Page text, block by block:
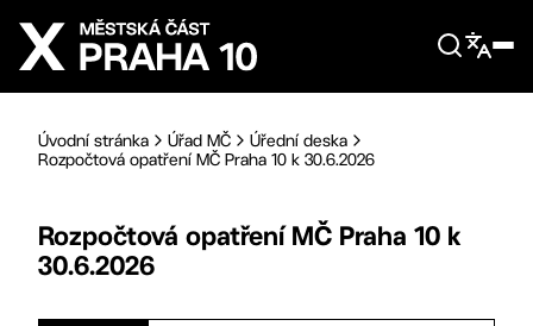
Přejít na hlavní obsah
Úvodní stránka Úřad MČ
Úřední deska
Rozpočtová opatření MČ Praha 10 k 30.6.2026
Rozpočtová opatření MČ Praha 10 k
30.6.2026